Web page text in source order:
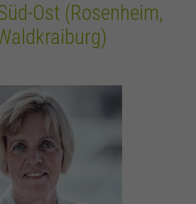
Ost (Rosenheim,